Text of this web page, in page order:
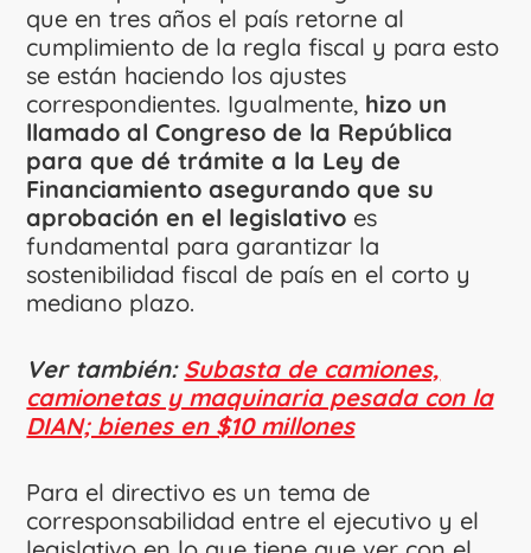
que en tres años el país retorne al
cumplimiento de la regla fiscal y para esto
se están haciendo los ajustes
correspondientes. Igualmente, hizo un
llamado al Congreso de la República
para que dé trámite a la Ley de
Financiamiento asegurando que su
aprobación en el legislativo es
fundamental para garantizar la
sostenibilidad fiscal de país en el corto y
mediano plazo.
Ver también: Subasta de camiones,
camionetas y maquinaria pesada con la
DIAN; bienes en $10 millones
Para el directivo es un tema de
corresponsabilidad entre el ejecutivo y el